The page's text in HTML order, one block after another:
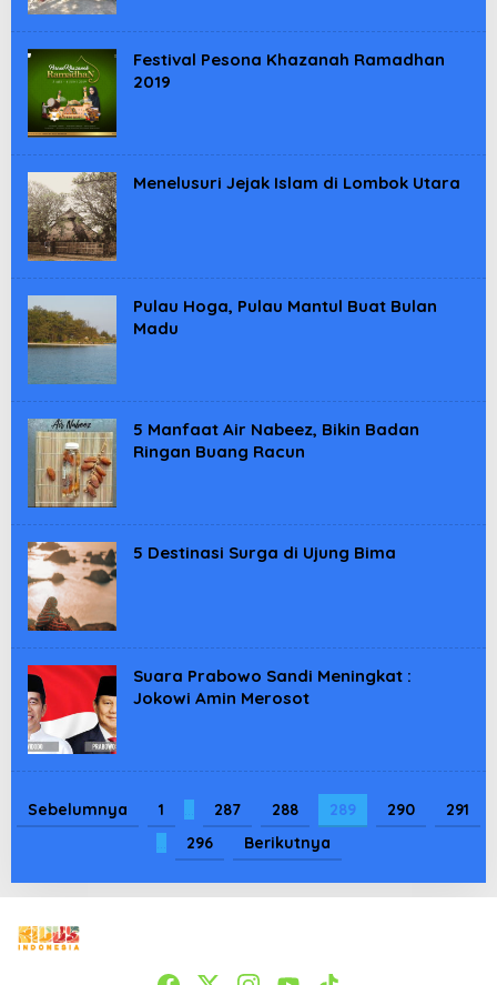
Festival Pesona Khazanah Ramadhan
2019
Menelusuri Jejak Islam di Lombok Utara
Pulau Hoga, Pulau Mantul Buat Bulan
Madu
5 Manfaat Air Nabeez, Bikin Badan
Ringan Buang Racun
5 Destinasi Surga di Ujung Bima
Suara Prabowo Sandi Meningkat :
Jokowi Amin Merosot
Sebelumnya 1 … 287 288 289 290
291
…
296 Berikutnya